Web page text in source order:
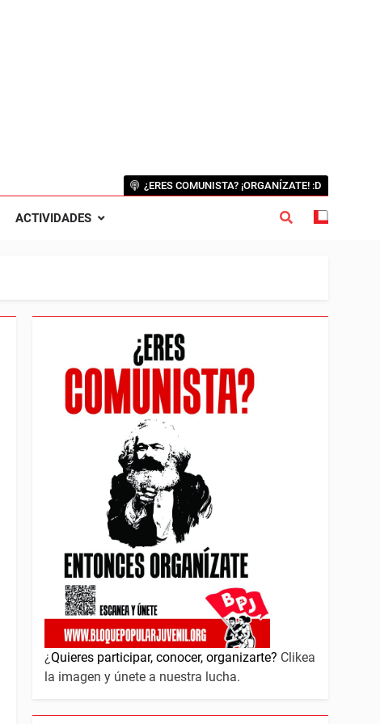
ACTIVIDADES
¿ERES COMUNISTA? ¡ORGANÍZATE! :D
¿Quieres participar, conocer, organizarte? Clikea
la imagen y únete a nuestra lucha.